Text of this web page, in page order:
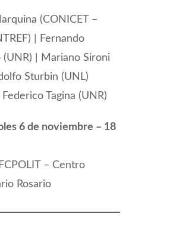
(CONICET –
| Fernando
(UNR) | Mariano Sironi
Sturbin (UNL)
Tagina (UNR)
6 de noviembre – 18
– Centro
Rosario